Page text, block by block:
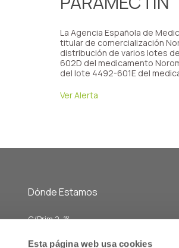
Esta página web usa cookies
La Agencia Española de
titular de comercialización
distribución de varios lotes
602D del medicamento
del lote 4492-601E del
Ver Alerta
Dónde Estamos
C/Prim 2, 1º